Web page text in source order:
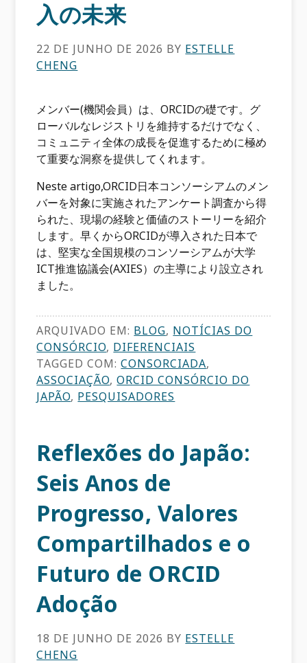
入の未来
22 DE JUNHO DE 2026 BY ESTELLE
CHENG
メンバー(機関会員）は、ORCIDの礎です。グ
ローバルなレジストリを維持するだけでなく、
コミュニティ全体の成長を促進するために極め
て重要な洞察を提供してくれます。
Neste artigo,ORCID日本コンソーシアムのメン
バーを対象に実施されたアンケート調査から得
られた、現場の経験と価値のストーリーを紹介
します。早くからORCIDが導入された日本で
は、堅実な全国規模のコンソーシアムが大学
ICT推進協議会(AXIES）の主導により設立され
ました。
ARQUIVADO EM: BLOG, NOTÍCIAS DO
CONSÓRCIO, DIFERENCIAIS
TAGGED COM:CONSORCIADA,
ASSOCIAÇÃO,ORCID CONSÓRCIO DO
JAPÃO, PESQUISADORES
Reflexões do Japão:
Seis Anos de
Progresso, Valores
Compartilhados e o
Futuro de ORCID
Adoção
18 DE JUNHO DE 2026 BY ESTELLE
CHENG